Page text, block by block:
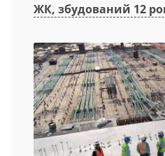
ЖК, збудований 12